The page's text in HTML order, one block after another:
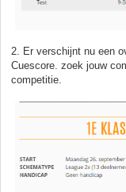
2. Er verschijnt nu een
Cuescore. zoek jouw
competitie.